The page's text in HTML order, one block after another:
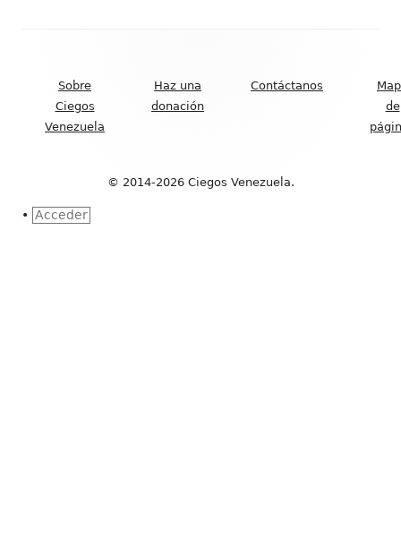
Footer
Sobre
Ciegos
Venezuela
Haz una
donación
Contáctanos
de
© 2014-2026 Ciegos Venezuela.
• Acceder